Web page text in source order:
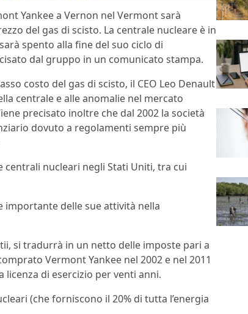
Yankee a Vernon nel Vermont sarà
del gas di scisto. La centrale nucleare è in
spento alla fine del suo ciclo di
dal gruppo in un comunicato stampa.
costo del gas di scisto, il CEO Leo Denault
centrale e alle anomalie nel mercato
precisato inoltre che dal 2002 la società
dovuto a regolamenti sempre più
centrali nucleari negli Stati Uniti, tra cui
importante delle sue attività nella
si tradurrà in un netto delle imposte pari a
Vermont Yankee nel 2002 e nel 2011
licenza di esercizio per venti anni.
(che forniscono il 20% di tutta l’energia